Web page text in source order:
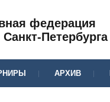
федерация
Петербурга
АРХИВ